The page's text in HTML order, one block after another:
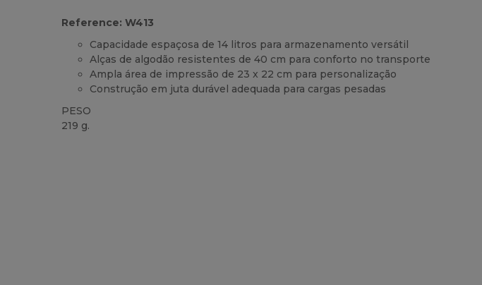
Reference: W413
Capacidade espaçosa de 14 litros para armazenamento versátil
Alças de algodão resistentes de 40 cm para conforto no transporte
Ampla área de impressão de 23 x 22 cm para personalização
Construção em juta durável adequada para cargas pesadas
PESO
219 g.